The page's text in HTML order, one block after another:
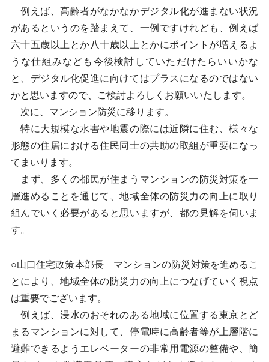
例えば、高齢者がなかなかデジタル化が進まない状況
があるというのを踏まえて、一例ですけれども、例えば
六十五歳以上とか八十歳以上とかにポイントが増えるよ
うな仕組みなども今後検討していただけたらいいかな
と、デジタル化促進に向けてはプラスになるのではない
かと思いますので、ご検討よろしくお願いいたします。
次に、マンション防災に移ります。
特に大規模な水害や地震の際には近隣に住む、様々な
形態の住居における住民同士の共助の取組が重要になっ
てまいります。
まず、多くの都民が住まうマンションの防災対策を一
層進めることを通じて、地域全体の防災力の向上に取り
組んでいく必要があると思いますが、都の見解を伺いま
す。
○山口住宅政策本部長 マンションの防災対策を進めるこ
とにより、地域全体の防災力の向上につなげていく視点
は重要でございます。
例えば、浸水のおそれのある地域に位置する東京とど
まるマンションに対して、停電時に高齢者等が上層階に
避難できるようエレベーターの非常用電源の整備や、簡